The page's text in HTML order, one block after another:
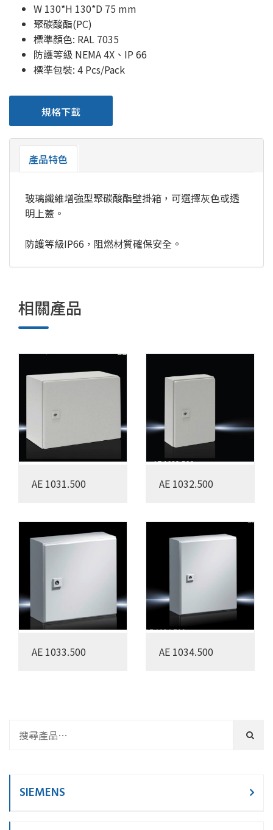
W 130*H 130*D 75 mm
聚碳酸酯(PC)
標準顏色: RAL 7035
防護等級 NEMA 4X、IP 66
標準包裝: 4 Pcs/Pack
規格下載
產品特色
玻璃纖維增強型聚碳酸酯壁掛箱，可選擇灰色或透
明上蓋。
防護等級IP66，阻燃材質確保安全。
相關產品
AE 1031.500 AE 1032.500
AE 1033.500 AE 1034.500
SIEMENS